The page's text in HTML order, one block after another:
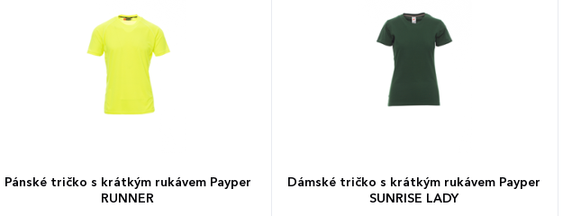
5XL
Pánské tričko s krátkým rukávem Payper
RUNNER
Dámské tričko s krátkým rukávem Payper
SUNRISE LADY